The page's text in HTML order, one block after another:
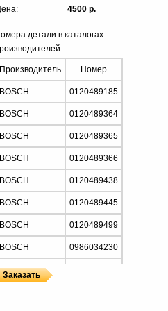
4500 р.
детали в каталогах
Производитель Номер
BOSCH 0120489185
BOSCH 0120489364
BOSCH 0120489365
BOSCH 0120489366
BOSCH 0120489438
BOSCH 0120489445
BOSCH 0120489499
BOSCH 0986034230